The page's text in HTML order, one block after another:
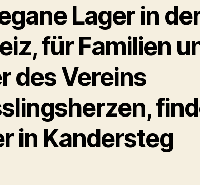
Lager in
für Familien
des Vereins
in Kandersteg